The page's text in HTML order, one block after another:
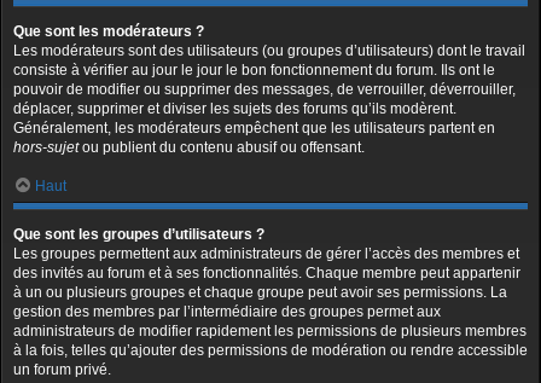
Que sont les modérateurs ?
Les modérateurs sont des utilisateurs (ou groupes d’utilisateurs) dont le travail
consiste à vérifier au jour le jour le bon fonctionnement du forum. Ils ont le
pouvoir de modifier ou supprimer des messages, de verrouiller, déverrouiller,
déplacer, supprimer et diviser les sujets des forums qu’ils modèrent.
Généralement, les modérateurs empêchent que les utilisateurs partent en
hors-sujetou publient du contenu abusif ou offensant.
Haut
Que sont les groupes d’utilisateurs ?
Les groupes permettent aux administrateurs de gérer l’accès des membres et
des invités au forum et à ses fonctionnalités. Chaque membre peut appartenir
à un ou plusieurs groupes et chaque groupe peut avoir ses permissions. La
gestion des membres par l’intermédiaire des groupes permet aux
administrateurs de modifier rapidement les permissions de plusieurs membres
à la fois, telles qu’ajouter des permissions de modération ou rendre accessible
un forum privé.